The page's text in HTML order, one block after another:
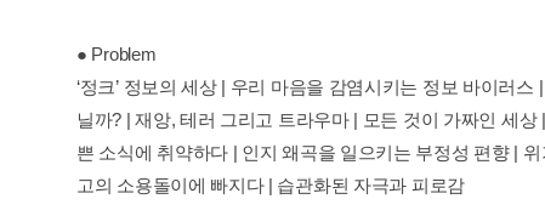
● Problem
‘정크’ 정보의 세상 | 우리 마음을 감염시키는 정보 바이러
닐까? | 재앙, 테러 그리고 트라우마 | 모든 것이 가짜인 세
쁜 소식에 취약하다 | 인지 왜곡을 일으키는 부정성 편향 |
고의 소용돌이에 빠지다 | 습관화된 자극과 피로감